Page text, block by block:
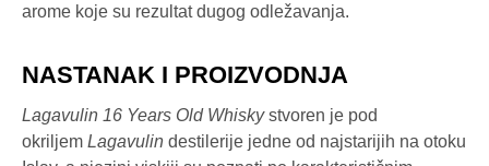
arome koje su rezultat dugog odležavanja.
NASTANAK I PROIZVODNJA
Lagavulin 16 Years Old Whiskystvoren je pod
okriljem Lagavulin destilerije jedne od najstarijih na otoku